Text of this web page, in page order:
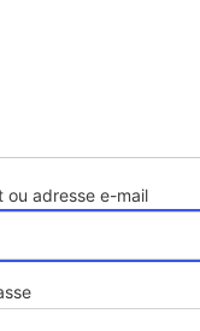
ou adresse e-mail